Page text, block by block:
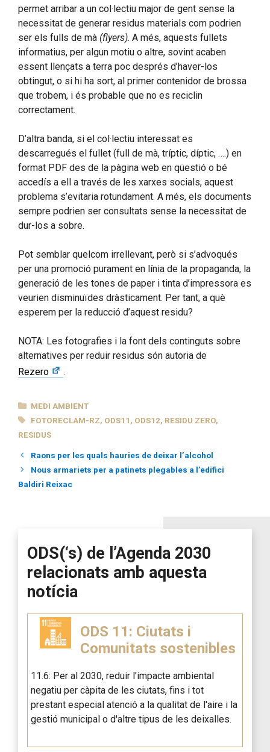
permet arribar a un col·lectiu major de gent sense la
necessitat de generar residus materials com podrien
ser els fulls de mà (flyers). A més, aquests fullets
informatius, per algun motiu o altre, sovint acaben
essent llençats a terra poc després d’haver-los
obtingut, o si hi ha sort, al primer contenidor de brossa
que trobem, i és probable que no es reciclin
correctament.
D’altra banda, si el col·lectiu interessat es
descarregués el fullet (full de mà, tríptic, díptic, ….) en
format PDF des de la pàgina web en qüestió o bé
accedís a ell a través de les xarxes socials, aquest
problema s’evitaria rotundament. A més, els documents
sempre podrien ser consultats sense la necessitat de
dur-los a sobre.
Pot semblar quelcom irrellevant, però si s’advoqués
per una promoció purament en línia de la propaganda, la
generació de les tones de paper i tinta d’impressora es
veurien disminuïdes dràsticament. Per tant, a què
esperem per la reducció d’aquest residu?
NOTA: Les fotografies i la font dels continguts sobre
alternatives per reduir residus són autoria de
Rezero
.
CATEGORIES
MEDI AMBIENT
ETIQUETES
FOTORECLAM-RZ, ODS11, ODS12, RESIDU ZERO,
RESIDUS
Raons per les quals hauries de deixar l’alcohol
Nous armariets per a patinets plegables a l’edifici
Baldiri Reixac
ODS(‘s) de l’Agenda 2030
relacionats amb aquesta
notícia
ODS 11: Ciutats i
Comunitats sostenibles
11.6: Per al 2030, reduir l'impacte ambiental
negatiu per càpita de les ciutats, fins i tot
prestant especial atenció a la qualitat de l'aire i la
gestió municipal o d'altre tipus de les deixalles.